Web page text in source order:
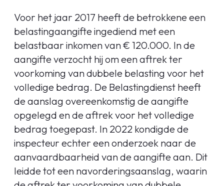
Voor het jaar 2017 heeft de betrokkene een
belastingaangifte ingediend met een
belastbaar inkomen van € 120.000. In de
aangifte verzocht hij om een aftrek ter
voorkoming van dubbele belasting voor het
volledige bedrag. De Belastingdienst heeft
de aanslag overeenkomstig de aangifte
opgelegd en de aftrek voor het volledige
bedrag toegepast. In 2022 kondigde de
inspecteur echter een onderzoek naar de
aanvaardbaarheid van de aangifte aan. Dit
leidde tot een navorderingsaanslag, waarin